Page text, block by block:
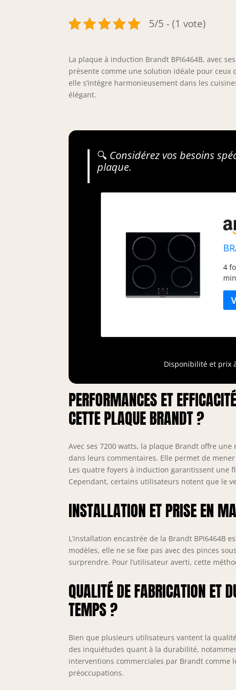
5/5 - (1 vote)
La plaque à induction Brandt BPI6464B, avec
présente comme une solution idéale pour ceux
elle s’intègre harmonieusement dans les
élégant.
🔍 Considérez vos besoins
plaque.
4
Disponibilité et prix
PERFORMANCES ET
CETTE PLAQUE BRANDT ?
Avec ses 7200 watts, la plaque Brandt offre
dans leurs commentaires. Elle permet de
Les quatre foyers à induction garantissent
Cependant, certains utilisateurs notent que le
INSTALLATION ET PRISE EN
L’installation encastrée de la Brandt BPI6464B
modèles, elle ne se fixe pas avec des pinces
surprendre. Pour l’utilisateur averti, cette
QUALITÉ DE FABRICATION ET
TEMPS ?
Bien que plusieurs utilisateurs vantent la
des inquiétudes quant à la durabilité,
interventions commerciales par Brandt comme
préoccupations.